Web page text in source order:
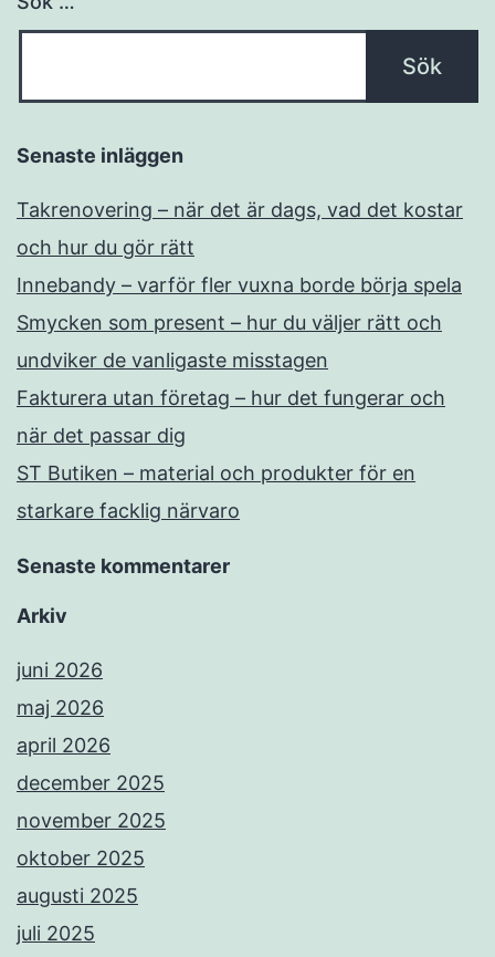
Senaste inläggen
Takrenovering – när det är dags, vad det kostar
och hur du gör rätt
Innebandy – varför fler vuxna borde börja spela
Smycken som present – hur du väljer rätt och
undviker de vanligaste misstagen
Fakturera utan företag – hur det fungerar och
när det passar dig
ST Butiken – material och produkter för en
starkare facklig närvaro
Senaste kommentarer
Arkiv
juni 2026
maj 2026
april 2026
december 2025
november 2025
oktober 2025
augusti 2025
juli 2025